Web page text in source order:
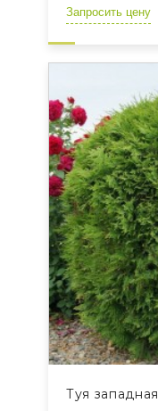
Запросить цену
Туя